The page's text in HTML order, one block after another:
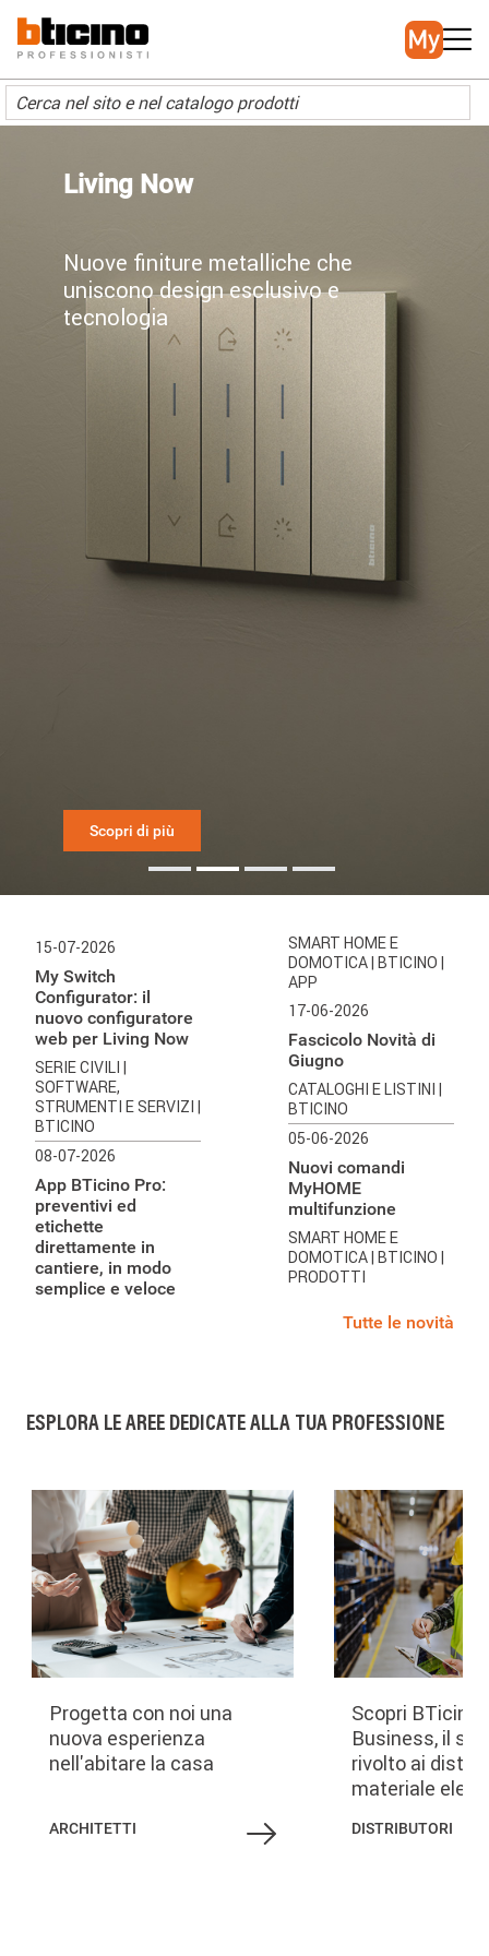
contenuto
principale
Main
navigation
Living Now
Nuove finiture metalliche che
uniscono design esclusivo e
tecnologia
Scopri di più
15-07-2026
My Switch
Configurator: il
nuovo configuratore
web per Living Now
SERIE CIVILI |
SOFTWARE,
STRUMENTI E SERVIZI |
BTICINO
08-07-2026
App BTicino Pro:
preventivi ed
etichette
direttamente in
cantiere, in modo
semplice e veloce
SMART HOME E
DOMOTICA| BTICINO |
APP
17-06-2026
Fascicolo Novità di
Giugno
CATALOGHI E LISTINI |
BTICINO
05-06-2026
Nuovi comandi
MyHOME
multifunzione
SMART HOME E
DOMOTICA| BTICINO |
PRODOTTI
Tutte le novità
ESPLORA LE AREE DEDICATE ALLA TUA PROFESSIONE
Image
Progetta con noi una
nuova esperienza
nell'abitare la casa
ARCHITETTI
Image
Scopri BTicino
Business, il
rivolto ai
materiale
DISTRIBUTORI